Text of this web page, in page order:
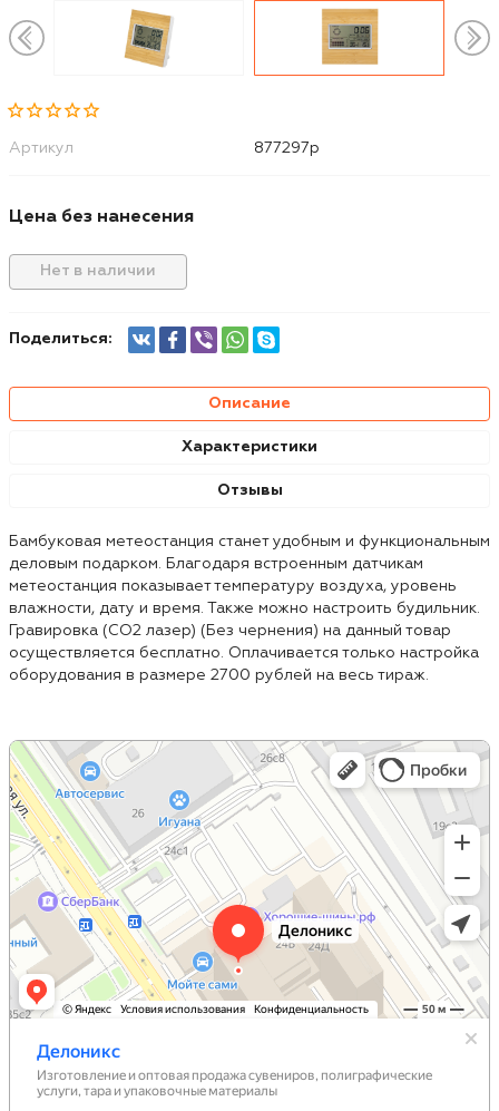
Артикул 877297p
Цена без нанесения
Нет в наличии
Поделиться:
Описание
Характеристики
Отзывы
Бамбуковая метеостанция станет удобным и функциональным
деловым подарком. Благодаря встроенным датчикам
метеостанция показывает температуру воздуха, уровень
влажности, дату и время. Также можно настроить будильник.
Гравировка (CO2 лазер) (Без чернения) на данный товар
осуществляется бесплатно. Оплачивается только настройка
оборудования в размере 2700 рублей на весь тираж.